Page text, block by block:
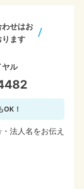
せはお
ります
ヤル
OK！
法人名をお伝え